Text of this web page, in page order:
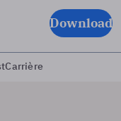
Download
Carrière